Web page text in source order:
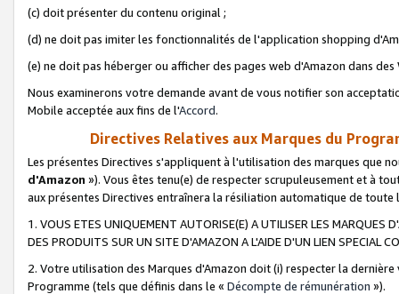
(c) doit présenter du contenu original ;
(d) ne doit pas imiter les fonctionnalités de l'application shopping
(e) ne doit pas héberger ou afficher des pages web d'Amazon dans
Nous examinerons votre demande avant de vous notifier son
Mobile acceptée aux fins de l'Accord.
Directives Relatives aux Marques du
Les présentes Directives s'appliquent à l'utilisation des marques que
d'Amazon »). Vous êtes tenu(e) de respecter scrupuleusement et à
aux présentes Directives entraînera la résiliation automatique de
1. VOUS ETES UNIQUEMENT AUTORISE(E) A UTILISER LES MARQUES
DES PRODUITS SUR UN SITE D'AMAZON A L'AIDE D'UN LIEN SPECIAL
2. Votre utilisation des Marques d'Amazon doit (i) respecter la
Programme (tels que définis dans le « Décompte de rémunération »).